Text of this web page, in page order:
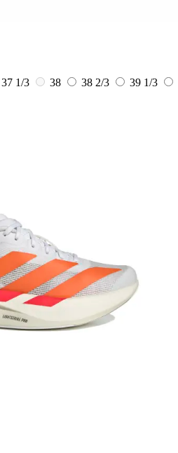
37 1/3 38 38 2/3
39 1/3